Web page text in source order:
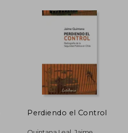
dcto.
Perdiendo el Control